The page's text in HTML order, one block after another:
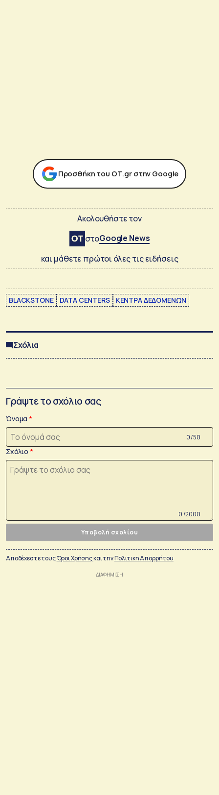
Προσθήκη του ΟΤ.gr στην Google
Ακολουθήστε τον
στοGoogle News
και μάθετε πρώτοι όλες τις ειδήσεις
BLACKSTONE DATA CENTERS ΚΕΝΤΡΑ ΔΕΔΟΜΕΝΩΝ
Σχόλια
Γράψτε το σχόλιο σας
Όνομα
0 /50
Σχόλιο
0 /2000
Υποβολή σχολίου
Αποδέχεστε τουςΌροι Χρήσηςκαι τηνΠολιτικη Απορρήτου